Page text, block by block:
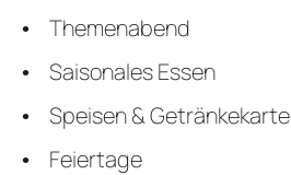
Themenabend
Saisonales Essen
Speisen & Getränkekarte
Feiertage